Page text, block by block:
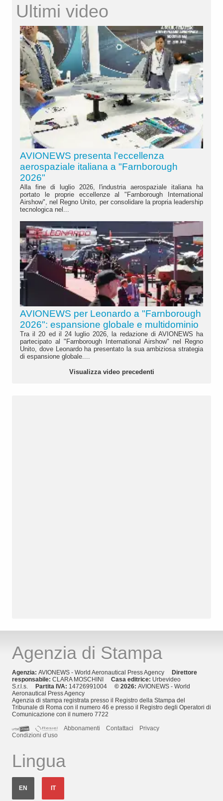
Ultimi video
AVIONEWS presenta l'eccellenza
aerospaziale italiana a "Farnborough
2026"
Alla fine di luglio 2026, l'industria aerospaziale italiana ha
portato le proprie eccellenze al "Farnborough International
Airshow", nel Regno Unito, per consolidare la propria leadership
tecnologica nel...
AVIONEWS per Leonardo a "Farnborough
2026": espansione globale e multidominio
Tra il 20 ed il 24 luglio 2026, la redazione di AVIONEWS ha
partecipato al "Farnborough International Airshow" nel Regno
Unito, dove Leonardo ha presentato la sua ambiziosa strategia
di espansione globale....
Visualizza video precedenti
Agenzia di Stampa
Agenzia: AVIONEWS - World Aeronautical Press Agency
Direttore
responsabile: CLARA MOSCHINI Casa editrice: Urbevideo
S.r.l.s.
Partita IVA: 14726991004 © 2026: AVIONEWS - World
Aeronautical Press Agency
Agenzia di stampa registrata presso il Registro della Stampa del
Tribunale di Roma con il numero 46 e presso il Registro degli Operatori di
Comunicazione con il numero 7722
Abbonamenti
Contattaci
Privacy
Condizioni d’uso
Lingua
EN IT